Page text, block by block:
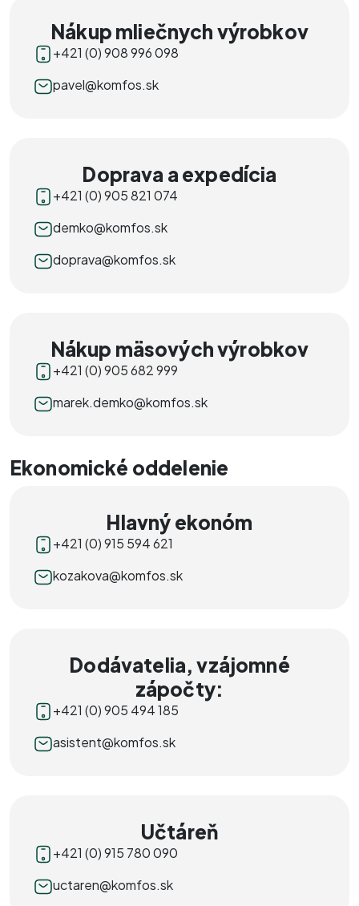
Nákup mliečnych výrobkov
+421 (0) 908 996 098
pavel@komfos.sk
Doprava a expedícia
+421 (0) 905 821 074
demko@komfos.sk
doprava@komfos.sk
Nákup mäsových výrobkov
+421 (0) 905 682 999
marek.demko@komfos.sk
Ekonomické oddelenie
Hlavný ekonóm
+421 (0) 915 594 621
kozakova@komfos.sk
Dodávatelia, vzájomné
zápočty:
+421 (0) 905 494 185
asistent@komfos.sk
Učtáreň
+421 (0) 915 780 090
uctaren@komfos.sk